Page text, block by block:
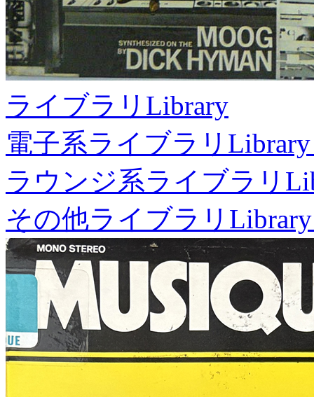
ライブラリ Library
電子系ライブラリ
ラウンジ系ライブラリ
その他ライブラリ